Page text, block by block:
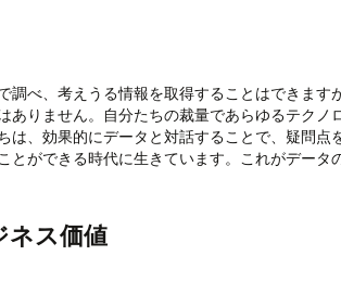
調べ、考えうる情報を取得することはできます
ありません。自分たちの裁量であらゆるテクノ
は、効果的にデータと対話することで、疑問点
ができる時代に生きています。これがデータ
ネス価値